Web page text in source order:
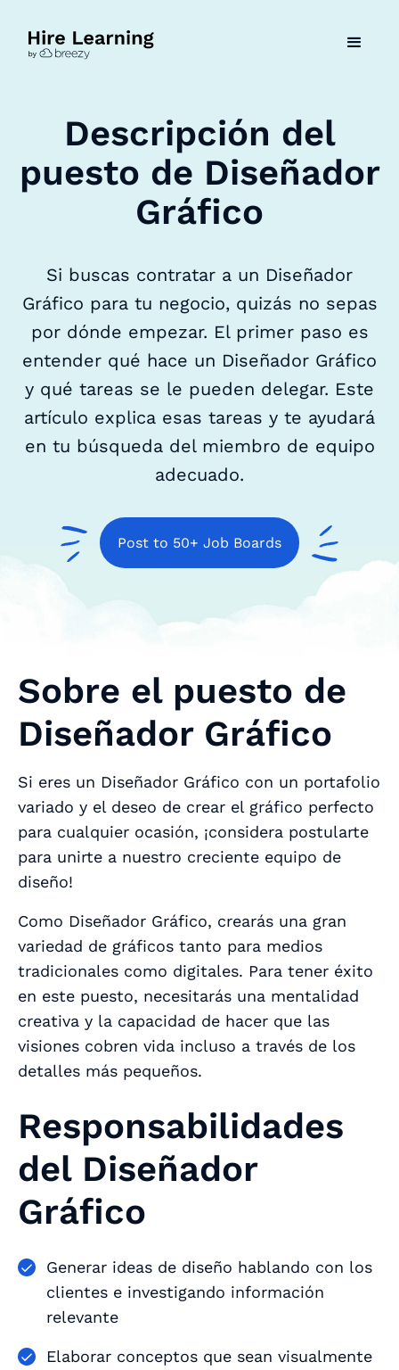
Descripción del
puesto de Diseñador
Gráfico
Si buscas contratar a un Diseñador
Gráfico para tu negocio, quizás no sepas
por dónde empezar. El primer paso es
entender qué hace un Diseñador Gráfico
y qué tareas se le pueden delegar. Este
artículo explica esas tareas y te ayudará
en tu búsqueda del miembro de equipo
adecuado.
Post to 50+ Job Boards
Sobre el puesto de
Diseñador Gráfico
Si eres un Diseñador Gráfico con un portafolio
variado y el deseo de crear el gráfico perfecto
para cualquier ocasión, ¡considera postularte
para unirte a nuestro creciente equipo de
diseño!
Como Diseñador Gráfico, crearás una gran
variedad de gráficos tanto para medios
tradicionales como digitales. Para tener éxito
en este puesto, necesitarás una mentalidad
creativa y la capacidad de hacer que las
visiones cobren vida incluso a través de los
detalles más pequeños.
Responsabilidades
del Diseñador
Gráfico
Generar ideas de diseño hablando con los
clientes e investigando información
relevante
Elaborar conceptos que sean visualmente